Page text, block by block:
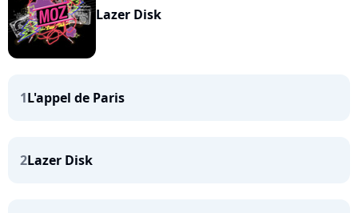
Lazer Disk
1L'appel de Paris
2Lazer Disk